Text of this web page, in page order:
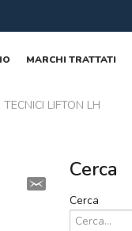
MARCHI TRATTATI
LIFTON LH
Cerca
Cerca